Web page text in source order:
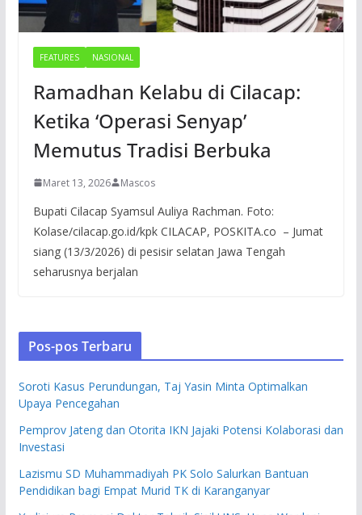
FEATURES NASIONAL
Ramadhan Kelabu di Cilacap:
Ketika ‘Operasi Senyap’
Memutus Tradisi Berbuka
Maret 13, 2026 Mascos
Bupati Cilacap Syamsul Auliya Rachman. Foto:
Kolase/cilacap.go.id/kpk CILACAP, POSKITA.co – Jumat
siang (13/3/2026) di pesisir selatan Jawa Tengah
seharusnya berjalan
Pos-pos Terbaru
Soroti Kasus Perundungan, Taj Yasin Minta Optimalkan
Upaya Pencegahan
Pemprov Jateng dan Otorita IKN Jajaki Potensi Kolaborasi dan
Investasi
Lazismu SD Muhammadiyah PK Solo Salurkan Bantuan
Pendidikan bagi Empat Murid TK di Karanganyar